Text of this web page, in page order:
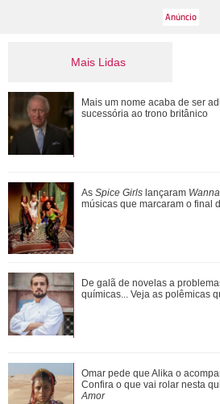
Mais Lidas
Michelle Yeoh, Ke Huy Quan,
quem são os famosos que
Jojo Todynho faz novo
pernas: Muito realizada
Ariana Grande faz desabafo
pausar a carreira: Não foi uma
Além de Ariana Grande,
criticadas pelos corpos magros
Mais um nome acaba de ser
sucessória ao trono britânico
As Spice Girls lançaram
músicas que marcaram o final
De galã de novelas a
químicas... Veja as polêmicas
Omar pede que Alika o
Confira o que vai rolar nesta
Amor